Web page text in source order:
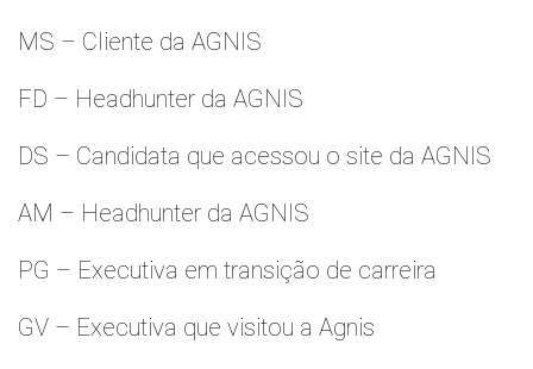
MS – Cliente da AGNIS
FD – Headhunter da AGNIS
DS – Candidata que acessou o site da AGNIS
AM – Headhunter da AGNIS
PG – Executiva em transição de carreira
GV – Executiva que visitou a Agnis